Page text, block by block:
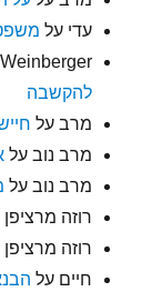
עדי על
להקשבה
מרב על
מרב נוב על
מרב נוב על
רוזה מרציפן
רוזה מרציפן
חיים על